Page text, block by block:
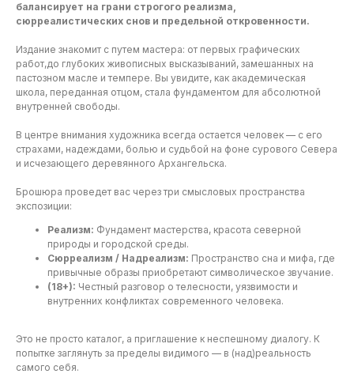
балансирует на грани строгого реализма,
сюрреалистических снов и предельной откровенности.
Издание знакомит с путем мастера: от первых графических
работ,до глубоких живописных высказываний, замешанных на
пастозном масле и темпере. Вы увидите, как академическая
школа, переданная отцом, стала фундаментом для абсолютной
внутренней свободы.
В центре внимания художника всегда остается человек — с его
страхами, надеждами, болью и судьбой на фоне сурового Севера
и исчезающего деревянного Архангельска.
Брошюра проведет вас через три смысловых пространства
экспозиции:
Реализм: Фундамент мастерства, красота северной
природы и городской среды.
Сюрреализм / Надреализм: Пространство сна и мифа, где
привычные образы приобретают символическое звучание.
(18+): Честный разговор о телесности, уязвимости и
внутренних конфликтах современного человека.
Это не просто каталог, а приглашение к неспешному диалогу. К
попытке заглянуть за пределы видимого — в (над)реальность
самого себя.
Контакты
info@severmuz.ru
+7 964 291-18-35